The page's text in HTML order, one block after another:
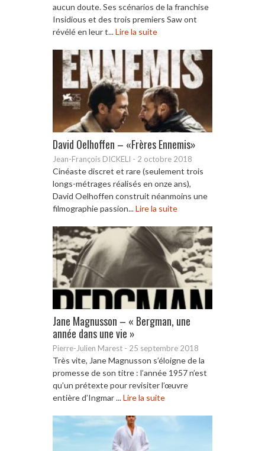
aucun doute. Ses scénarios de la franchise
Insidious et des trois premiers Saw ont
révélé en leur t...Lire la suite
David Oelhoffen – «Frères Ennemis»
Jean-François DICKELI - 2 octobre 2018
Cinéaste discret et rare (seulement trois
longs-métrages réalisés en onze ans),
David Oelhoffen construit néanmoins une
filmographie passion...Lire la suite
Jane Magnusson – « Bergman, une
année dans une vie »
Pierre-Julien Marest - 25 septembre 2018
Très vite, Jane Magnusson s’éloigne de la
promesse de son titre : l’année 1957 n’est
qu’un prétexte pour revisiter l’œuvre
entière d’Ingmar ...Lire la suite